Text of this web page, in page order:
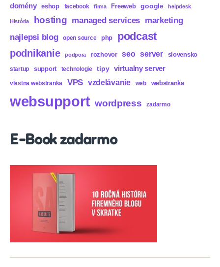
domény eshop facebook firma Freeweb google helpdesk
História hosting managed services marketing
najlepsi blog open source php podcast
podnikanie podpora rozhovor seo server slovensko
startup support technologie tipy virtualny server
vlastna webstranka VPS vzdelávanie web webstranka
websupport wordpress zadarmo
E-Book zadarmo